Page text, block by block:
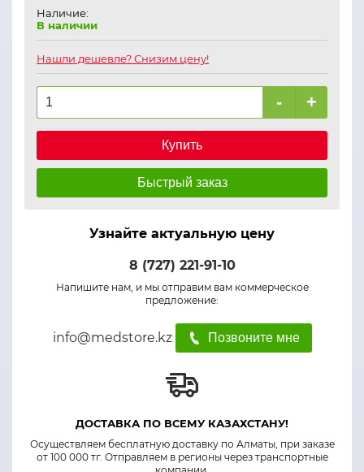
Наличие:
В наличии
Нашли дешевле? Снизим цену!
- +
Купить
Быстрый заказ
Узнайте актуальную цену
8 (727) 221-91-10
Напишите нам, и мы отправим вам коммерческое
предложение:
info@medstore.kz Позвоните мне
ДОСТАВКА ПО ВСЕМУ КАЗАХСТАНУ!
Осуществляем бесплатную доставку по Алматы, при заказе
от 100 000 тг. Отправляем в регионы через транспортные